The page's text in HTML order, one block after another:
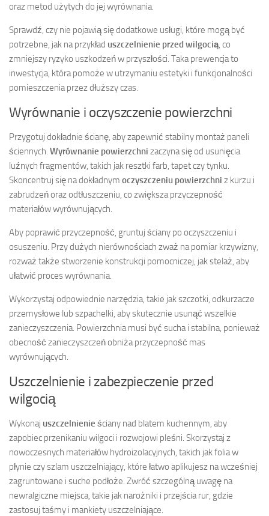
oraz metod użytych do jej wyrównania.
Sprawdź, czy nie pojawią się dodatkowe usługi, które mogą być
potrzebne, jak na przykład uszczelnienie przed wilgocią, co
zmniejszy ryzyko uszkodzeń w przyszłości. Taka prewencja to
inwestycja, która pomoże w utrzymaniu estetyki i funkcjonalności
pomieszczenia przez dłuższy czas.
Wyrównanie i oczyszczenie powierzchni
Przygotuj dokładnie ścianę, aby zapewnić stabilny montaż paneli
ściennych. Wyrównanie powierzchni zaczyna się od usunięcia
luźnych fragmentów, takich jak resztki farb, tapet czy tynku.
Skoncentruj się na dokładnym oczyszczeniu powierzchni z kurzu i
zabrudzeń oraz odtłuszczeniu, co zwiększa przyczepność
materiałów wyrównujących.
Aby poprawić przyczepność, gruntuj ściany po oczyszczeniu i
osuszeniu. Przy dużych nierównościach zważ na pomiar krzywizny,
rozważ także stworzenie konstrukcji pomocniczej, jak stelaż, aby
ułatwić proces wyrównania.
Wykorzystaj odpowiednie narzędzia, takie jak szczotki, odkurzacze
przemysłowe lub szpachelki, aby skutecznie usunąć wszelkie
zanieczyszczenia. Powierzchnia musi być sucha i stabilna, ponieważ
obecność zanieczyszczeń obniża przyczepność mas
wyrównujących.
Uszczelnienie i zabezpieczenie przed
wilgocią
Wykonaj uszczelnienie ściany nad blatem kuchennym, aby
zapobiec przenikaniu wilgoci i rozwojowi pleśni. Skorzystaj z
nowoczesnych materiałów hydroizolacyjnych, takich jak folia w
płynie czy szlam uszczelniający, które łatwo aplikujesz na wcześniej
zagruntowane i suche podłoże. Zwróć szczególną uwagę na
newralgiczne miejsca, takie jak narożniki i przejścia rur, gdzie
zastosuj taśmy i mankiety uszczelniające.